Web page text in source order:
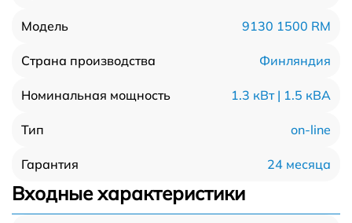
Модель 9130 1500 RM
Страна производства Финляндия
Номинальная мощность 1.3 кВт | 1.5 кВА
Тип on-line
Гарантия 24 месяца
Входные характеристики